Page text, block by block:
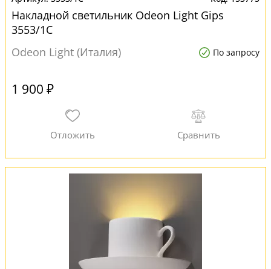
Накладной светильник Odeon Light Gips
3553/1C
Odeon Light (Италия)
По запросу
1 900 ₽